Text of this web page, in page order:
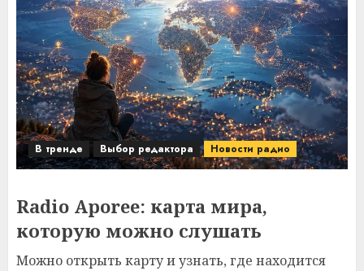
В тренде Выбор редактора Новости радио
Radio Aporee: карта мира,
которую можно слушать
Можно открыть карту и узнать, где находится